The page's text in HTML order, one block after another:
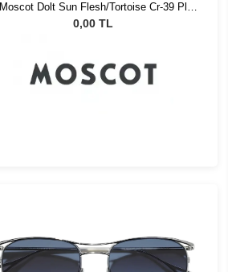
Moscot Dolt Sun Flesh/Tortoise Cr-39 Pl
G15
0,00 TL